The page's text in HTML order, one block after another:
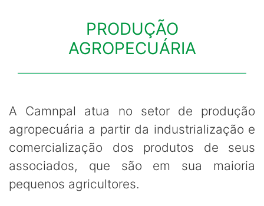
PRODUÇÃO
AGROPECUÁRIA
A Camnpal atua no setor de produção
agropecuária a partir da industrialização e
comercialização dos produtos de seus
associados, que são em sua maioria
pequenos agricultores.